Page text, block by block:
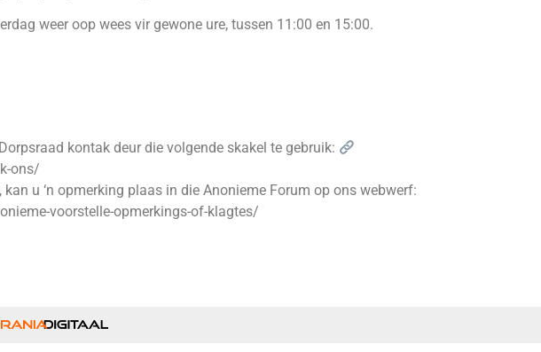
weer oop wees vir gewone ure, tussen 11:00 en 15:00.
kontak deur die volgende skakel te gebruik:
ons/
u ‘n opmerking plaas in die Anonieme Forum op ons webwerf:
voorstelle-opmerkings-of-klagtes/